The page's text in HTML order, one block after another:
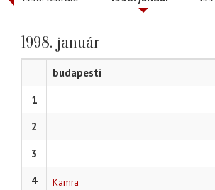
1998. január
budapesti
1
2
3
4
Kamra